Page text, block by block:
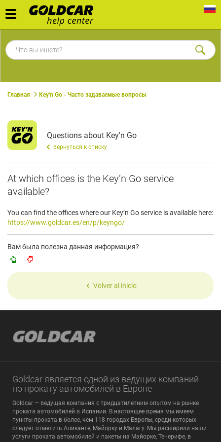
Toggle
navigation
Главная Key'n Go - Часто задаваемые вопросы
Questions about Key'n Go
вернуться к списку
At which offices is the Key’n Go service
available?
You can find the offices where our Key’n Go service is available here:
https://www.goldcar.es/en/p/keyngo/
Вам была полезна данная информация?
Volver al inicio
Goldcar является одной из ведущих компаний
по прокату автомобилей в Европе
Goldcar — ведущая компания с тридцатилетним опытом на рынке
проката автомобилей в Испании. В настоящее время мы имеем
пункты проката в более, чем 118 городах Европы, среди которых
следует отметить Аликанте, Майорку и Малагу. Мы расширили наши
услуги проката автомобилей и пакеты на Майорке, Тенерифе, в